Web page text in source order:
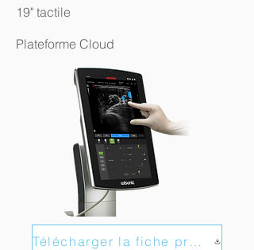
19" tactile
Plateforme Cloud
Télécharger la fiche produit